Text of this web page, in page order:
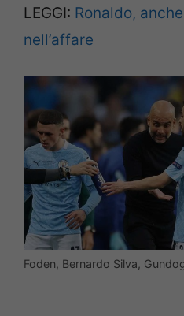
LEGGI: Ronaldo,
nell’affare
Foden, Bernardo Silva,